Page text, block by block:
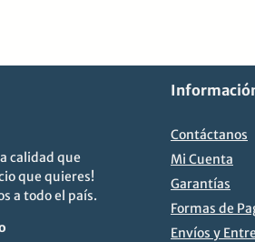
calidad que
que quieres!
a todo el país.
Contáctanos
Mi Cuenta
Garantías
Formas de
Envíos y